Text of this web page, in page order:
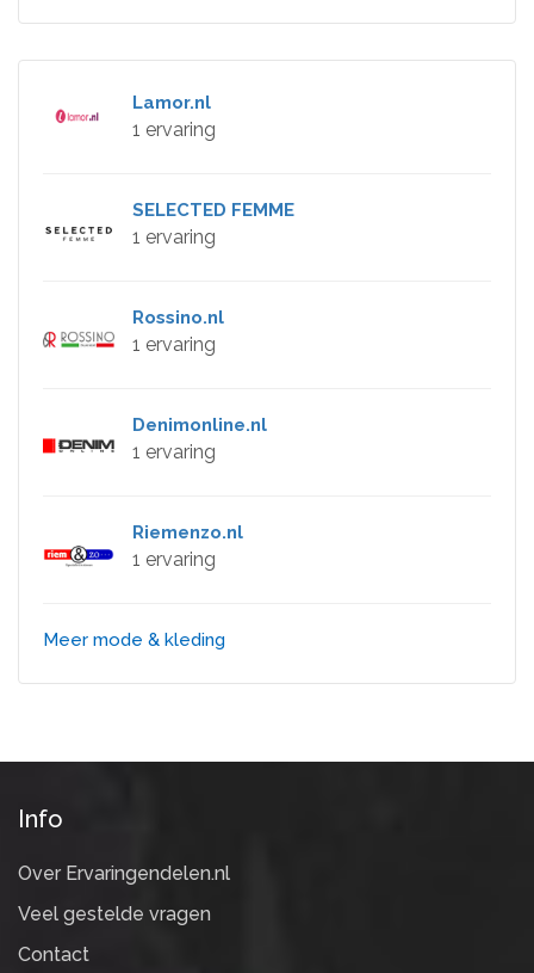
Lamor.nl
1 ervaring
SELECTED FEMME
1 ervaring
Rossino.nl
1 ervaring
Denimonline.nl
1 ervaring
Riemenzo.nl
1 ervaring
Meer mode & kleding
Info
Over Ervaringendelen.nl
Veel gestelde vragen
Contact